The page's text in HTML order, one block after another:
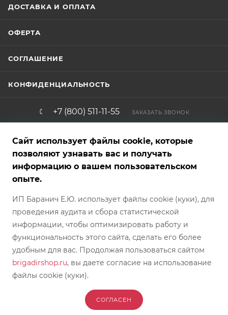
ДОСТАВКА И ОПЛАТА
ОФЕРТА
СОГЛАШЕНИЕ
КОНФИДЕНЦИАЛЬНОСТЬ
+7 (800) 511-11-55 ЗАКАЗАТЬ ЗВОНОК
Представленные на сайте товары — фотообразцы, графические,
товара, характеристики, страна производителя и комплект
изменены производителем без предварительного
предупреждения/отображения в каталоге магазина БРИГАДИР.
Обратите внимание, что цвет, оттенок, текстура и фактура товара
могут отличаться от фотографий, представленных на сайте.
Условия покупки каждого конкретного товара требуют
согласования непосредственно с менеджером интернет-
магазина. Предложение между Покупателем и Продавцом
действует с момента согласования его с менеджером магазина.
2026 © БРИГАДИР - интернет-магазин
Сайт использует файлы cookie, которые
позволяют узнавать вас и получать
информацию о вашем пользовательском
опыте.
ИП Баранич Е.Ю. использует файлы cookie (куки), для
проведения аудита и сбора статистической
информации, чтобы оптимизировать работу и
функциональность этого сайта, сделать его более
удобным для вас. Продолжая пользоваться сайтом
brigadirshop.ru, вы даете согласие на использование
файлы cookie (куки).
СОГЛАСЕН